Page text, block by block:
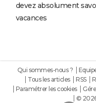
devez absolument
vacances
Qui sommes-nous ?
Tous les articles
RSS
Paramétrer les cookies
©